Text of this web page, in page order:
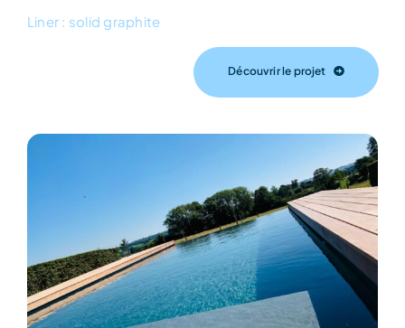
Liner : solid graphite
Découvrir le projet